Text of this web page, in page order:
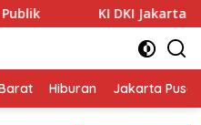
KI DKI Jakarta : PT JIEP
Hiburan Jakarta Pusat